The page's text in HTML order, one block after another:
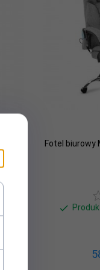
Fotel biurowy